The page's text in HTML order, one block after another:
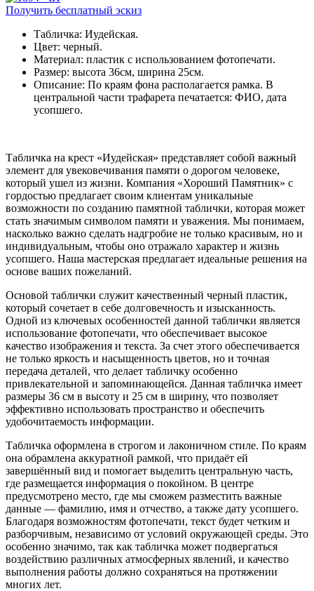
Получить бесплатный эскиз
Табличка: Иудейская.
Цвет: черный.
Материал: пластик с использованием фотопечати.
Размер: высота 36см, ширина 25см.
Описание: По краям фона располагается рамка. В
центральной части трафарета печатается: ФИО, дата
усопшего.
Табличка на крест «Иудейская» представляет собой важный
элемент для увековечивания памяти о дорогом человеке,
который ушел из жизни. Компания «Хороший Памятник» с
гордостью предлагает своим клиентам уникальные
возможности по созданию памятной таблички, которая может
стать значимым символом памяти и уважения. Мы понимаем,
насколько важно сделать надгробие не только красивым, но и
индивидуальным, чтобы оно отражало характер и жизнь
усопшего. Наша мастерская предлагает идеальные решения на
основе ваших пожеланий.
Основой таблички служит качественный черный пластик,
который сочетает в себе долговечность и изысканность.
Одной из ключевых особенностей данной таблички является
использование фотопечати, что обеспечивает высокое
качество изображения и текста. За счет этого обеспечивается
не только яркость и насыщенность цветов, но и точная
передача деталей, что делает табличку особенно
привлекательной и запоминающейся. Данная табличка имеет
размеры 36 см в высоту и 25 см в ширину, что позволяет
эффективно использовать пространство и обеспечить
удобочитаемость информации.
Табличка оформлена в строгом и лаконичном стиле. По краям
она обрамлена аккуратной рамкой, что придаёт ей
завершённый вид и помогает выделить центральную часть,
где размещается информация о покойном. В центре
предусмотрено место, где мы сможем разместить важные
данные — фамилию, имя и отчество, а также дату усопшего.
Благодаря возможностям фотопечати, текст будет четким и
разборчивым, независимо от условий окружающей среды. Это
особенно значимо, так как табличка может подвергаться
воздействию различных атмосферных явлений, и качество
выполнения работы должно сохраняться на протяжении
многих лет.